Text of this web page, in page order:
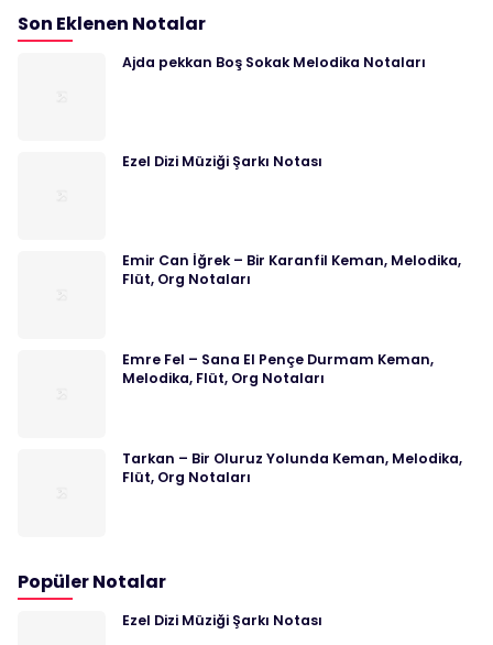
Son Eklenen Notalar
Ajda pekkan Boş Sokak Melodika Notaları
Ezel Dizi Müziği Şarkı Notası
Emir Can İğrek – Bir Karanfil Keman, Melodika,
Flüt, Org Notaları
Emre Fel – Sana El Pençe Durmam Keman,
Melodika, Flüt, Org Notaları
Tarkan – Bir Oluruz Yolunda Keman, Melodika,
Flüt, Org Notaları
Popüler Notalar
Ezel Dizi Müziği Şarkı Notası